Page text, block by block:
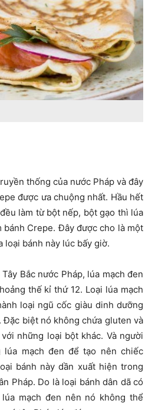
thống của nước Pháp và đây
được ưa chuộng nhất. Hầu hết
đều làm từ bột nếp, bột gạo thì lúa
bánh Crepe. Đây được cho là một
loại bánh này lúc bấy giờ.
Bắc nước Pháp, lúa mạch đen
thế kỉ thứ 12. Loại lúa mạch
loại ngũ cốc giàu dinh dưỡng
biệt nó không chứa gluten và
những loại bột khác. Và người
lúa mạch đen để tạo nên chiếc
bánh này dần xuất hiện trong
Pháp. Do là loại bánh dân dã có
mạch đen nên nó không thể